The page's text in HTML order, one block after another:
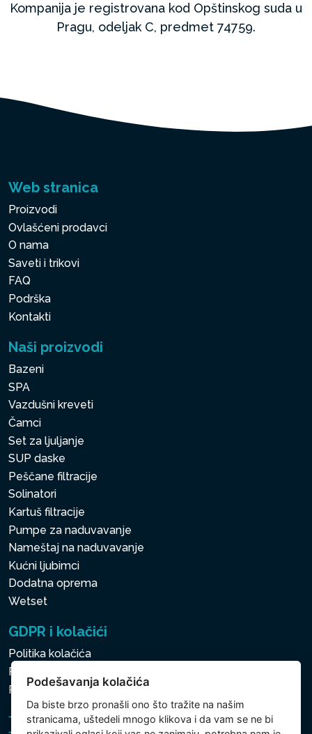
Kompanija je registrovana kod Opštinskog suda u
Pragu, odeljak C, predmet 74759.
Web stranica
Proizvodi
Ovlašćeni prodavci
O nama
Saveti i trikovi
FAQ
Podrška
Kontakti
Naši proizvodi
Bazeni
SPA
Vazdušni kreveti
Čamci
Set za ljuljanje
SUP daske
Peščane filtracije
Solinatori
Kartuš filtracije
Pumpe za naduvavanje
Nameštaj na naduvavanje
Kućni ljubimci
Dodatna oprema
Wetset
GDPR i kolačići
Politika kolačića
Politika zaštite ličnih i drugih obrađivanih podataka
Politika kolačića
Podešavanja kolačića
Da biste brzo pronašli ono što tražite na našim
stranicama, uštedeli mnogo klikova i da vam se ne bi